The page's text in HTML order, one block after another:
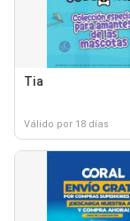
Tia
Válido por 18 días